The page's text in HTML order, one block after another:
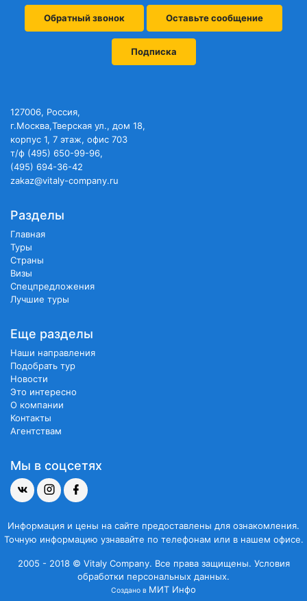
Обратный звонок Оставьте сообщение
Подписка
127006, Россия,
г.Москва,Тверская ул., дом 18,
корпус 1, 7 этаж, офис 703
т/ф (495) 650-99-96,
(495) 694-36-42
zakaz@vitaly-company.ru
Разделы
Главная
Туры
Страны
Визы
Спецпредложения
Лучшие туры
Еще разделы
Наши направления
Подобрать тур
Новости
Это интересно
О компании
Контакты
Агентствам
Мы в соцсетях
Информация и цены на сайте предоставлены для ознакомления.
Точную информацию узнавайте по телефонам или в нашем офисе.
2005 - 2018 © Vitaly Company. Все права защищены. Условия
обработки персональных данных.
Создано в МИТ Инфо